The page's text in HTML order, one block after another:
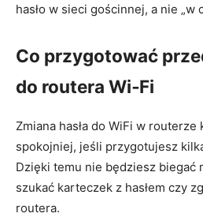
hasło w sieci gościnnej, a nie „w
Co przygotować
do routera Wi‑Fi
Zmiana hasła do WiFi w
spokojniej, jeśli przygotujesz
Dzięki temu nie będziesz biegać
szukać karteczek z hasłem czy
routera.